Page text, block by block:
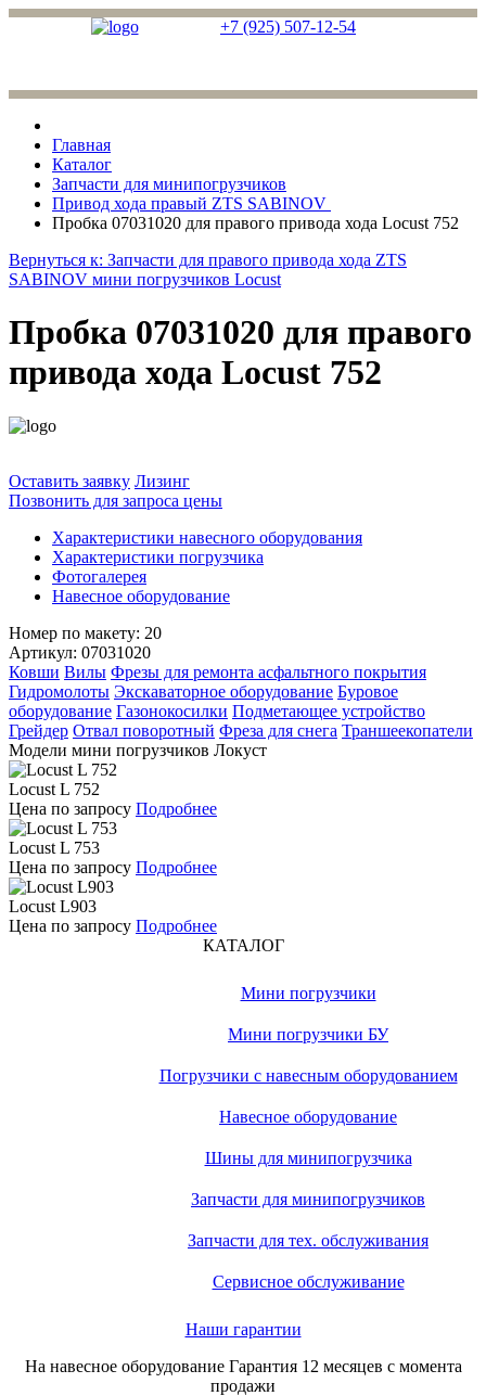
+7 (925) 507-12-54
КАТАЛОГ
Мини погрузчики
Мини погрузчики БУ
Погрузчики с навесным оборудованием
Навесное оборудование
Шины для минипогрузчика
Запчасти для минипогрузчиков
Запчасти для тех. обслуживания
Сервисное обслуживание
Наши гарантии
На навесное оборудование Гарантия 12 месяцев с момента
продажи
Главная
Каталог
Запчасти для минипогрузчиков
Привод хода правый ZTS SABINOV
Пробка 07031020 для правого привода хода Locust 752
Вернуться к: Запчасти для правого привода хода ZTS
SABINOV мини погрузчиков Locust
Пробка 07031020 для правого
привода хода Locust 752
Оставить заявку Лизинг
Позвонить для запроса цены
Характеристики навесного оборудования
Характеристики погрузчика
Фотогалерея
Навесное оборудование
Номер по макету: 20
Артикул: 07031020
Ковши Вилы Фрезы для ремонта асфальтного покрытия
Гидромолоты Экскаваторное оборудование Буровое
оборудование Газонокосилки Подметающее устройство
Грейдер Отвал поворотный Фреза для снега Траншеекопатели
Модели мини погрузчиков Локуст
Locust L 752
Цена по запросу Подробнее
Locust L 753
Цена по запросу Подробнее
Locust L903
Цена по запросу Подробнее